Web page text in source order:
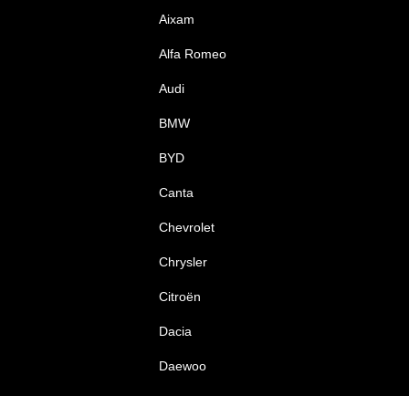
Aixam
Alfa Romeo
Audi
BMW
BYD
Canta
Chevrolet
Chrysler
Citroën
Dacia
Daewoo